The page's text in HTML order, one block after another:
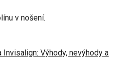
v nošení.
Výhody, nevýhody a